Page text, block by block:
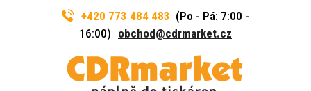
+420 773 484 483 (Po - Pá: 7:00 -
16:00) obchod@cdrmarket.cz